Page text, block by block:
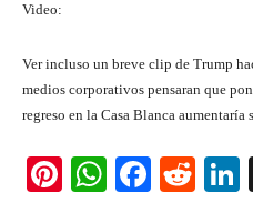
Video:
Ver incluso un breve clip de Trump
medios corporativos pensaran que
regreso en la Casa Blanca aumentaría
Pi
W
F
R